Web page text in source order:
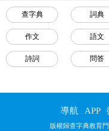
查字典 詞典
作文 語文
詩詞 問答
地理
導航 APP
版權歸查字典教育